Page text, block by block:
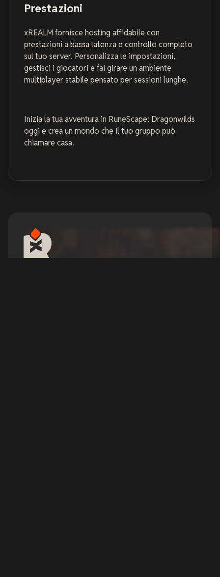
Prestazioni
xREALM fornisce hosting affidabile con
prestazioni a bassa latenza e controllo completo
sul tuo server. Personalizza le impostazioni,
gestisci i giocatori e fai girare un ambiente
multiplayer stabile pensato per sessioni lunghe.
Inizia la tua avventura in RuneScape: Dragonwilds
oggi e crea un mondo che il tuo gruppo può
chiamare casa.